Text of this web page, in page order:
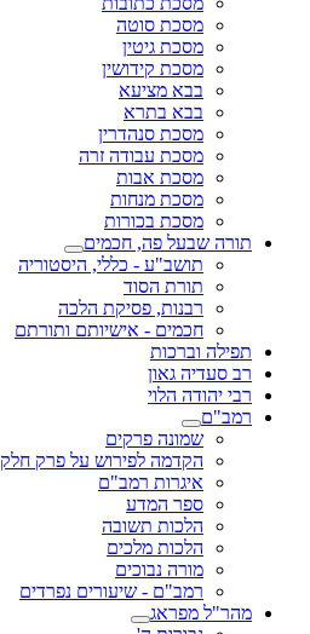
מסכת סוטה
מסכת גיטין
מסכת קידושין
בבא מציעא
בבא בתרא
מסכת סנהדרין
מסכת עבודה זרה
מסכת אבות
מסכת מנחות
מסכת בכורות
תורה שבעל פה, חכמים
תושב"ע - כללי, היסטוריה
תורת הסוד
רבנות, פסיקת הלכה
חכמים - אישיותם ותורתם
תפילה וברכות
רב סעדיה גאון
רבי יהודה הלוי
רמב"ם
שמונה פרקים
הקדמה לפירוש על פרק חלק
איגרות רמב"ם
ספר המדע
הלכות תשובה
הלכות מלכים
מורה נבוכים
רמב"ם - שיעורים נפרדים
מהר"ל מפראג